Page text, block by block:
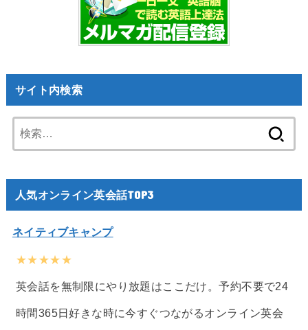
サイト内検索
索:
人気オンライン英会話TOP3
ネイティブキャンプ
★★★★★
英会話を無制限にやり放題はここだけ。予約不要で24
時間365日好きな時に今すぐつながるオンライン英会